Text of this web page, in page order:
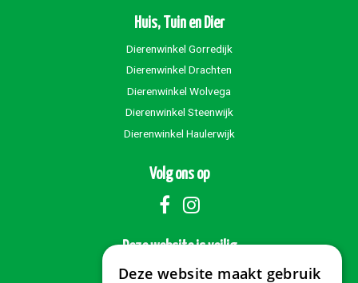
Huis, Tuin en Dier
Dierenwinkel Gorredijk
Dierenwinkel Drachten
Dierenwinkel Wolvega
Dierenwinkel Steenwijk
Dierenwinkel Haulerwijk
Volg ons op
Deze website is veilig
Deze website maakt gebruik